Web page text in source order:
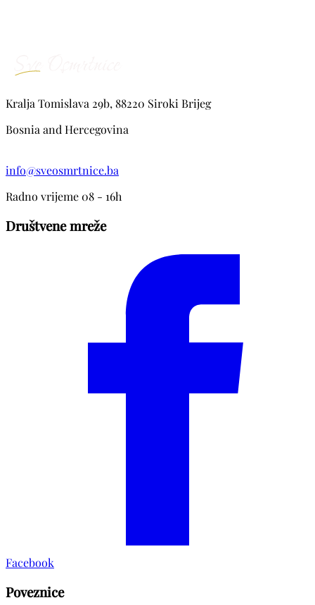
Kralja Tomislava 29b, 88220 Siroki Brijeg
Bosnia and Hercegovina
info@sveosmrtnice.ba
Radno vrijeme 08 - 16h
Društvene mreže
Facebook
Poveznice